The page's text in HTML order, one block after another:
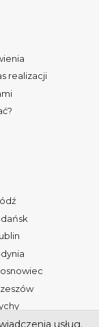
realizacji
usług.